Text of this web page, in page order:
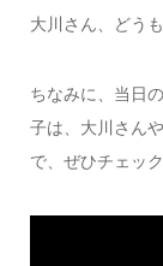
大川さん、どう
ちなみに、当日
子は、大川さん
で、ぜひチェッ